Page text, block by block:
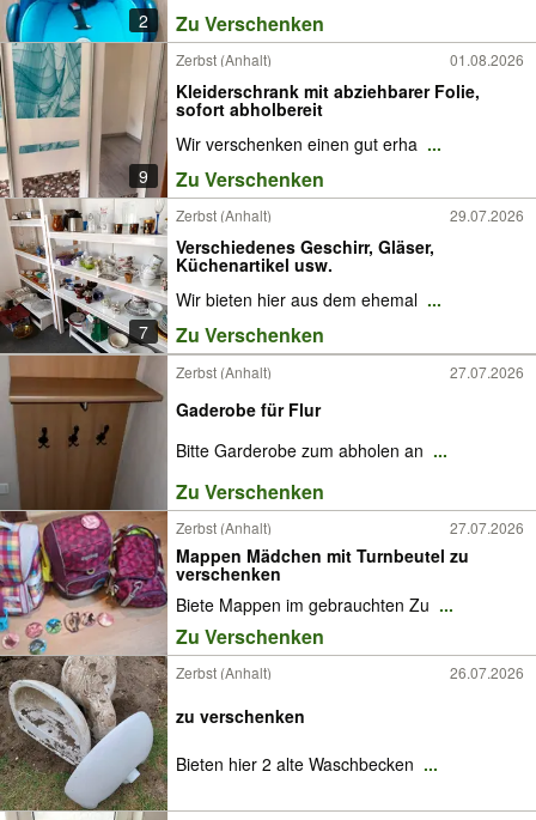
2 Zu Verschenken
9
Zerbst (Anhalt) 01.08.2026
Kleiderschrank mit abziehbarer Folie,
sofort abholbereit
Wir verschenken einen gut erha ...
Zu Verschenken
7
Zerbst (Anhalt) 29.07.2026
Verschiedenes Geschirr, Gläser,
Küchenartikel usw.
Wir bieten hier aus dem ehemal ...
Zu Verschenken
Zerbst (Anhalt) 27.07.2026
Gaderobe für Flur
Bitte Garderobe zum abholen an ...
Zu Verschenken
Zerbst (Anhalt) 27.07.2026
Mappen Mädchen mit Turnbeutel zu
verschenken
Biete Mappen im gebrauchten Zu ...
Zu Verschenken
Zerbst (Anhalt) 26.07.2026
zu verschenken
Bieten hier 2 alte Waschbecken ...